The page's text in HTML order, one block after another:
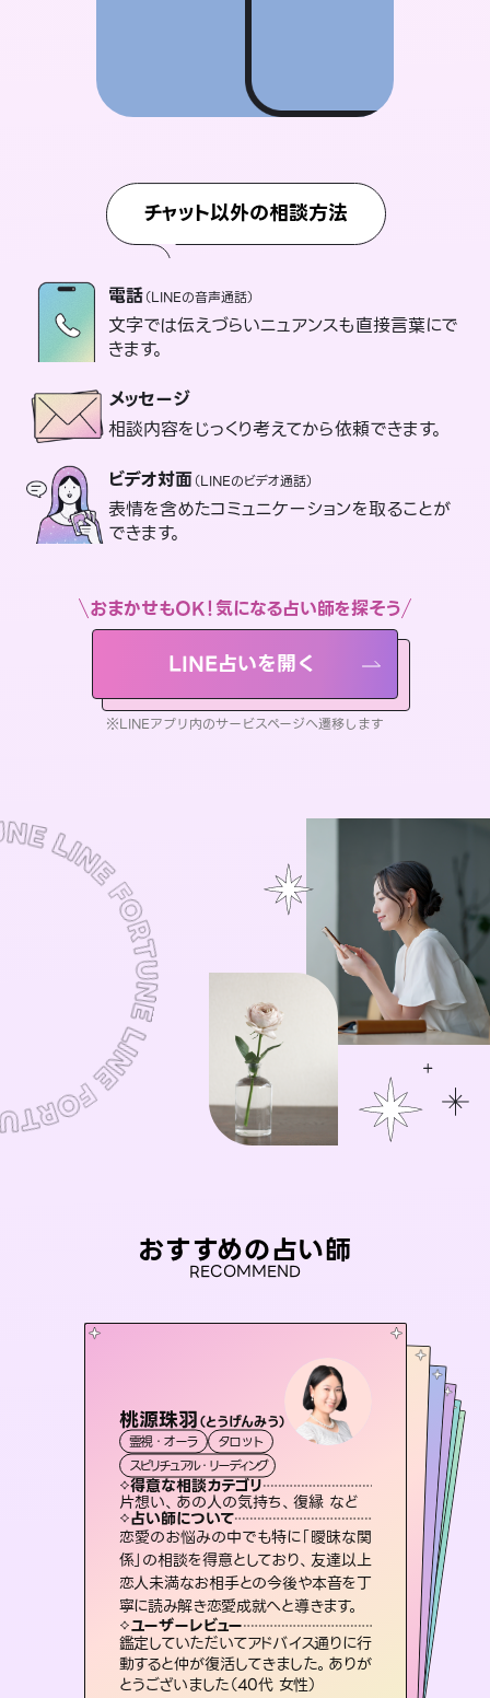
チャット以外の相談方法
電話（LINEの音声通話）
文字では伝えづらいニュアンスも直接言葉にで
きます。
メッセージ
相談内容をじっくり考えてから依頼できます。
ビデオ対面（LINEのビデオ通話）
表情を含めたコミュニケーションを取ることが
できます。
おまかせもOK！気になる占い師を探そう
LINE占いを開く
※LINEアプリ内のサービスページへ遷移します
おすすめの占い師
RECOMMEND
桃源珠羽（とうげんみう）
霊視・オーラ
タロット
スピリチュアル・リーディング
得意な相談カテゴリ
片想い、あの人の気持ち、復縁 など
占い師について
恋愛のお悩みの中でも特に「曖昧な関
係」の相談を得意としており、友達以上
恋人未満なお相手との今後や本音を丁
寧に読み解き恋愛成就へと導きます。
ユーザーレビュー
鑑定していただいてアドバイス通りに行
動すると仲が復活してきました。ありが
とうございました（40代 女性）
おう 霊感オラクル
霊視・オーラ
オラクルカード
得意な相談カテゴリ
恋愛総合、あの人の気持ち など
占い師について
霊視×オラクルカードを使って「今」と
「未来」そして「気になるあの人の気持
ち」まで丁寧に読み解き、恋や人生のヒ
ントを優しく引き出します。
ユーザーレビュー
不安な気持ちが嘘みたいに晴れまし
た…！よく視えていらっしゃるんだなと
感じました（40代 女性）
未来視師＊花
霊視・オーラ
スピリチュアル・リーディング
得意な相談カテゴリ
出逢い、片想い、復縁 など
占い師について
未来には何パターンもの選択肢があり
ます。不安で視えにくくなっているあな
たの素敵な未来を見つけ、その未来を
選択できるようアドバイスします。
ユーザーレビュー
職場の人の性質や人間関係、本心など
本当によく視えていてびっくり。対策が
打てて前向きになれます（40代）
アイリス -iris-
西洋占星術
ルーン
得意な相談カテゴリ
恋愛総合、片想い、二人の未来 など
占い師について
復縁、恋愛、不倫の行方、同性愛や片思い、仕事関係や借金問題まで知りたいことや心の負担になっていることを紐解き、背中をそっと押して導きます。
ユーザーレビュー
安心感のあり、言い切ってくれる所や濁
さない鑑定のおかげで、毎回自分の気
持ちを整えられます（30代 男性）
彗望（すいぼう
霊視・オーラ
スピリチュアル・リーディング
得意な相談カテゴリ
片想い、あの人の気持ち、復縁 など
占い師について
3,700年以上の歴史を持つ東洋最古の
占術「易占」で詳細まで占い、幸せへ向
かう道筋を示します。厳しい結果にも具
体的な対策をお伝えします。
ユーザーレビュー
複雑な背景もしっかり聞いて鑑定して
いただけました。気持ちが楽になりまし
た（50代 女性）
セラピスト理恵
霊視・オーラ タロット
スピリチュアル・リーディング
得意な相談カテゴリ
片想い、二人の未来、年の差 など
占い師について
連絡再開、復縁、成就などの報告実績
多数。セラピストとして2万超の施術経
験があるからこそできる鑑定で、より良
い未来をサポートします。
ユーザーレビュー
とても心温まる鑑定でした。しかもこち
らは何も言っていないのに視えていらっ
しゃるんだなと驚きです（30代女性）